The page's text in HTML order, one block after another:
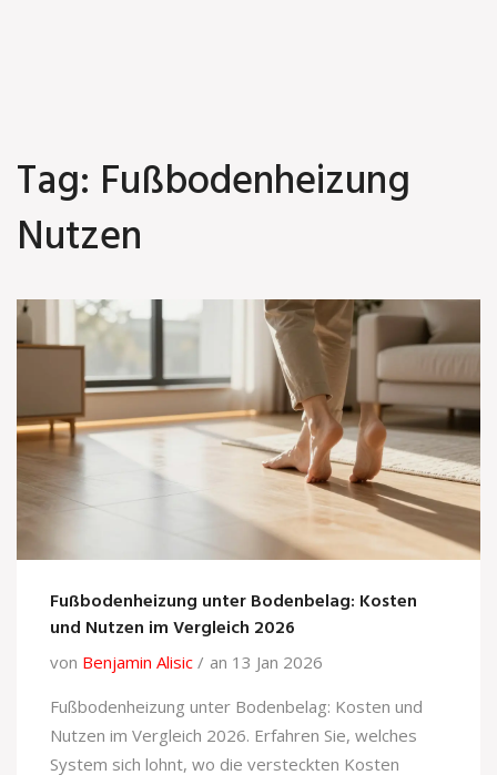
Tag: Fußbodenheizung
Nutzen
Fußbodenheizung unter Bodenbelag: Kosten
und Nutzen im Vergleich 2026
von Benjamin Alisic
an 13 Jan 2026
Fußbodenheizung unter Bodenbelag: Kosten und
Nutzen im Vergleich 2026. Erfahren Sie, welches
System sich lohnt, wo die versteckten Kosten